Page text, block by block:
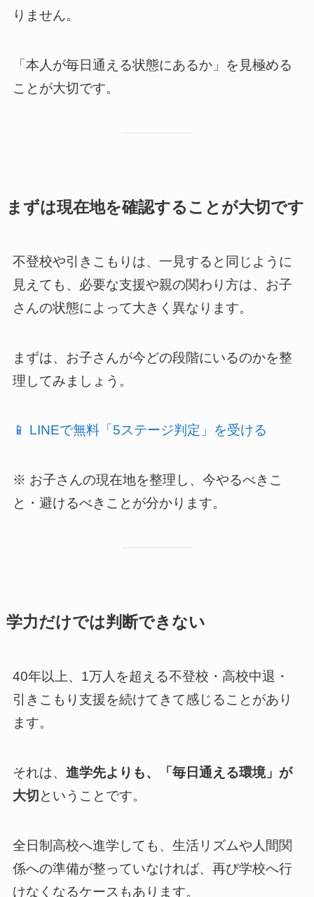
りません。
「本人が毎日通える状態にあるか」を見極める
ことが大切です。
まずは現在地を確認することが大切です
不登校や引きこもりは、一見すると同じように
見えても、必要な支援や親の関わり方は、お子
さんの状態によって大きく異なります。
まずは、お子さんが今どの段階にいるのかを整
理してみましょう。
📱 LINEで無料「5ステージ判定」を受ける
※ お子さんの現在地を整理し、今やるべきこ
と・避けるべきことが分かります。
学力だけでは判断できない
40年以上、1万人を超える不登校・高校中退・
引きこもり支援を続けてきて感じることがあり
ます。
それは、 進学先よりも、「毎日通える環境」が
大切 ということです。
全日制高校へ進学しても、生活リズムや人間関
係への準備が整っていなければ、再び学校へ行
けなくなるケースもあります。